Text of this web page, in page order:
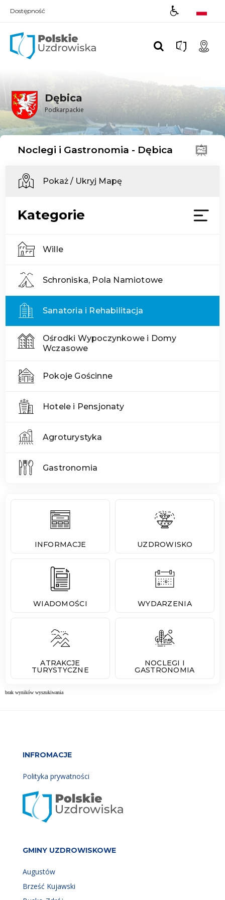
Dostępność
Dębica
Podkarpackie
Noclegi i Gastronomia - Dębica
Pokaż / Ukryj Mapę
Kategorie
Wille
Schroniska, Pola Namiotowe
Sanatoria i Rehabilitacja
Ośrodki Wypoczynkowe i Domy
Wczasowe
Pokoje Gościnne
Hotele i Pensjonaty
Agroturystyka
Gastronomia
INFORMACJE UZDROWISKO
WIADOMOŚCI WYDARZENIA
ATRAKCJE
TURYSTYCZNE
NOCLEGI I
GASTRONOMIA
brak wyników wyszukiwania
INFROMACJE
Polityka prywatności
GMINY UZDROWISKOWE
Augustów
Brześć Kujawski